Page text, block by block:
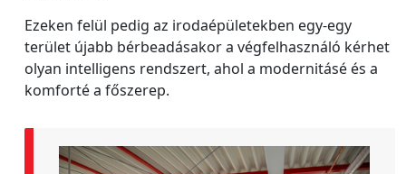
Ezeken felül pedig az irodaépületekben egy-egy
terület újabb bérbeadásakor a végfelhasználó kérhet
olyan intelligens rendszert, ahol a modernitásé és a
komforté a főszerep.